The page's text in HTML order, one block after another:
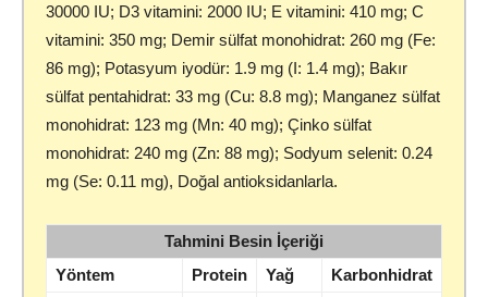
30000 IU; D3 vitamini: 2000 IU; E vitamini: 410 mg; C
vitamini: 350 mg; Demir sülfat monohidrat: 260 mg (Fe:
86 mg); Potasyum iyodür: 1.9 mg (I: 1.4 mg); Bakır
sülfat pentahidrat: 33 mg (Cu: 8.8 mg); Manganez sülfat
monohidrat: 123 mg (Mn: 40 mg); Çinko sülfat
monohidrat: 240 mg (Zn: 88 mg); Sodyum selenit: 0.24
mg (Se: 0.11 mg), Doğal antioksidanlarla.
Tahmini Besin İçeriği
Yöntem
Protein Yağ
Karbonhidrat